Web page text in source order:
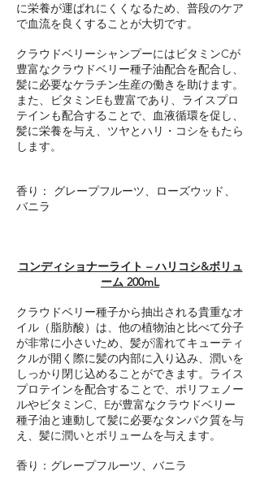
に栄養が運ばれにくくなるため、普段のケア
で血流を良くすることが大切です。
クラウドベリーシャンプーにはビタミンCが
豊富なクラウドベリー種子油配合を配合し、
髪に必要なケラチン生産の働きを助けます。
また、ビタミンEも豊富であり、ライスプロ
テインも配合することで、血液循環を促し、
髪に栄養を与え、ツヤとハリ・コシをもたら
します。
香り： グレープフルーツ、ローズウッド、
バニラ
コンディショナーライト – ハリコシ&ボリュ
ーム 200mL
クラウドベリー種子から抽出される貴重なオ
イル（脂肪酸）は、他の植物油と比べて分子
が非常に小さいため、髪が濡れてキューティ
クルが開く際に髪の内部に入り込み、潤いを
しっかり閉じ込めることができます。ライス
プロテインを配合することで、ポリフェノー
ルやビタミンC、Eが豊富なクラウドベリー
種子油と連動して髪に必要なタンパク質を与
え、髪に潤いとボリュームを与えます。
香り：グレープフルーツ、バニラ